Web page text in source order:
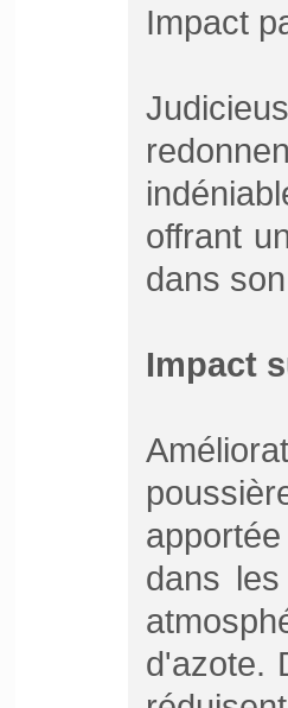
Impact
offrant
dans
Impact
dans
d'azote.